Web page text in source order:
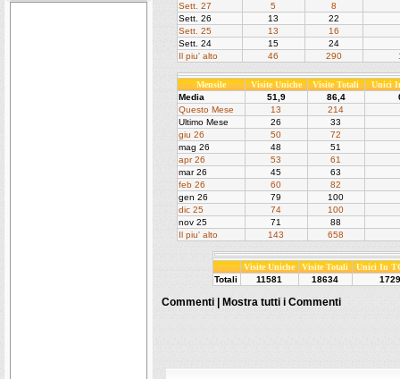
Sett. 27
5
8
Sett. 26
13
22
Sett. 25
13
16
Sett. 24
15
24
Il piu' alto
46 290
Mensile Visite Uniche Visite Totali
Unici
Media
51,9 86,4
Questo Mese
13
214
Ultimo Mese
26
33
giu 26
50
72
mag 26
48
51
apr 26
53
61
mar 26
45
63
feb 26
60
82
gen 26
79
100
dic 25
74
100
nov 25
71
88
Il piu' alto
143 658
Visite Uniche Visite Totali
Unici In
Totali
11581 18634 1729
Commenti | Mostra tutti i Commenti